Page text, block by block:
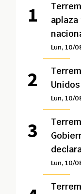
Lun, 10/
Lun, 10/
Lun, 10/